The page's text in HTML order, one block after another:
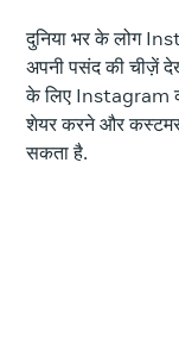
दुनिया भर के लोग
अपनी पसंद की चीज़ें
के लिए Instagram
शेयर करने और
सकता है.